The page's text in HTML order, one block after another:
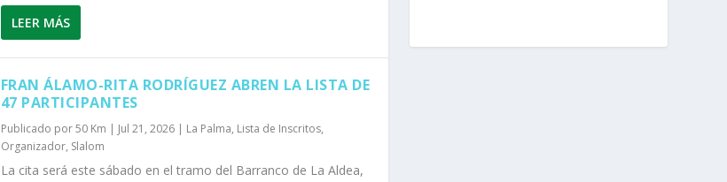
LEER MÁS
FRAN ÁLAMO-RITA RODRÍGUEZ ABREN LA LISTA DE
47 PARTICIPANTES
Publicado por50 Km | Jul 21, 2026| La Palma, Lista de Inscritos,
Organizador, Slalom
La cita será este sábado en el tramo del Barranco de La Aldea,